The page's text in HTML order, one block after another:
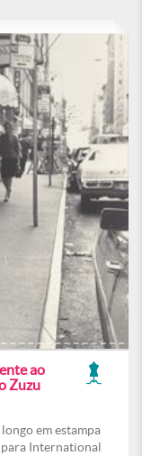
ao
Zuzu
em estampa
International